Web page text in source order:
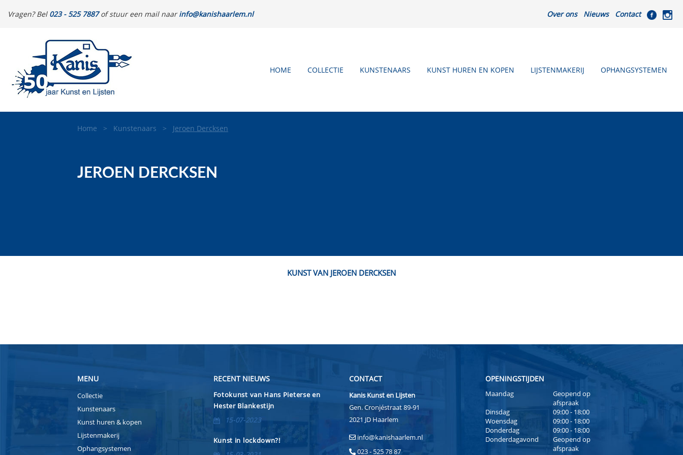
Vragen? Bel 023 - 525 7887of stuur een mail naarinfo@kanishaarlem.nl Over ons Nieuws Contact
HOME COLLECTIE KUNSTENAARS KUNST HUREN EN KOPEN LIJSTENMAKERIJ OPHANGSYSTEMEN
Home > Kunstenaars > Jeroen Dercksen
JEROEN DERCKSEN
KUNST VAN JEROEN DERCKSEN
MENU
Collectie
Kunstenaars
Kunst huren & kopen
Lijstenmakerij
Ophangsystemen
RECENT NIEUWS
Fotokunst van Hans Pieterse en
Hester Blankestijn
15-07-2023
Kunst in lockdown?!
CONTACT
Kanis Kunst en Lijsten
Gen. Cronjéstraat 89-91
2021 JD Haarlem
info@kanishaarlem.nl
023 - 525 78 87
OPENINGSTIJDEN
Maandag
Geopend op
afspraak
Dinsdag
09:00 - 18:00
Woensdag
09:00 - 18:00
Donderdag
09:00 - 18:00
Donderdagavond
Geopend op
afspraak